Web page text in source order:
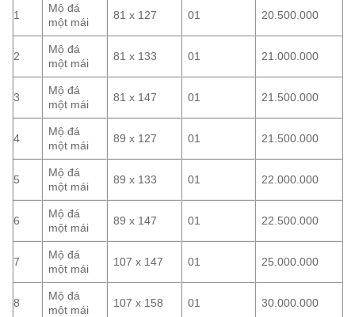
1
Mộ đá
một mái
81 x 127 01 20.500.000
2
Mộ đá
một mái
81 x 133 01 21.000.000
3
Mộ đá
một mái
81 x 147 01 21.500.000
4
Mộ đá
một mái
89 x 127 01 21.500.000
5
Mộ đá
một mái
89 x 133 01 22.000.000
6
Mộ đá
một mái
89 x 147 01 22.500.000
7
Mộ đá
một mái
107 x 147 01 25.000.000
8
Mộ đá
một mái
107 x 158 01 30.000.000